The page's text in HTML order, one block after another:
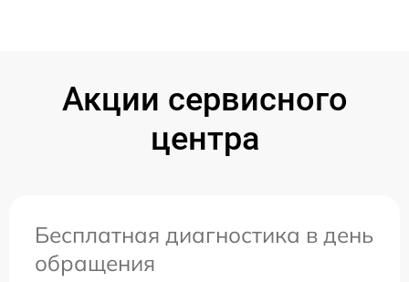
Акции сервисного
центра
Бесплатная диагностика в день
обращения